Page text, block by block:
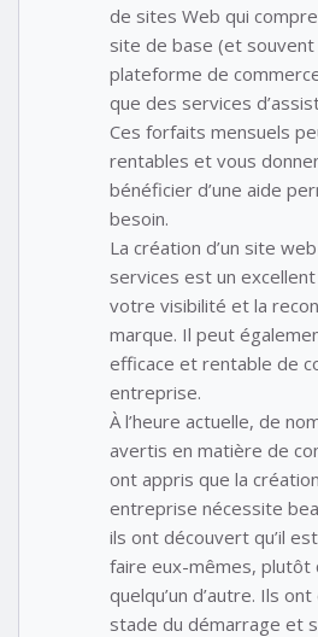
de sites Web qui
site de base (et souvent
plateforme de
que des services
Ces forfaits mensuels
rentables et vous
bénéficier d’une aide
besoin.
La création d’un site
services est un
votre visibilité et la
marque. Il peut
efficace et rentable de
entreprise.
À l’heure actuelle, de
avertis en matière de
ont appris que la
entreprise nécessite
ils ont découvert qu’il
faire eux-mêmes, plutôt
quelqu’un d’autre. Ils
stade du démarrage et